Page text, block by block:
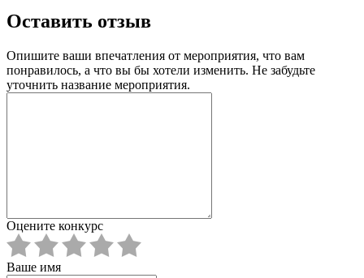
Оставить отзыв
Опишите ваши впечатления от мероприятия, что вам
понравилось, а что вы бы хотели изменить. Не забудьте
уточнить название мероприятия.
Оцените конкурс
Ваше имя